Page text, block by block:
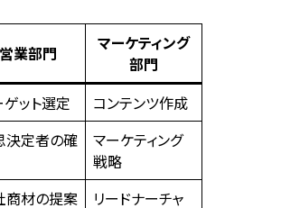
営業部門
マーケティング
部門
ット選定
コンテンツ作成
決定者の確
マーケティング
戦略
商材の提案
リードナーチャ